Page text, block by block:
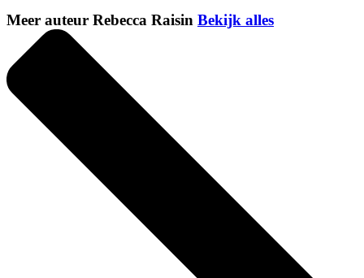
Meer auteur Rebecca Raisin Bekijk alles